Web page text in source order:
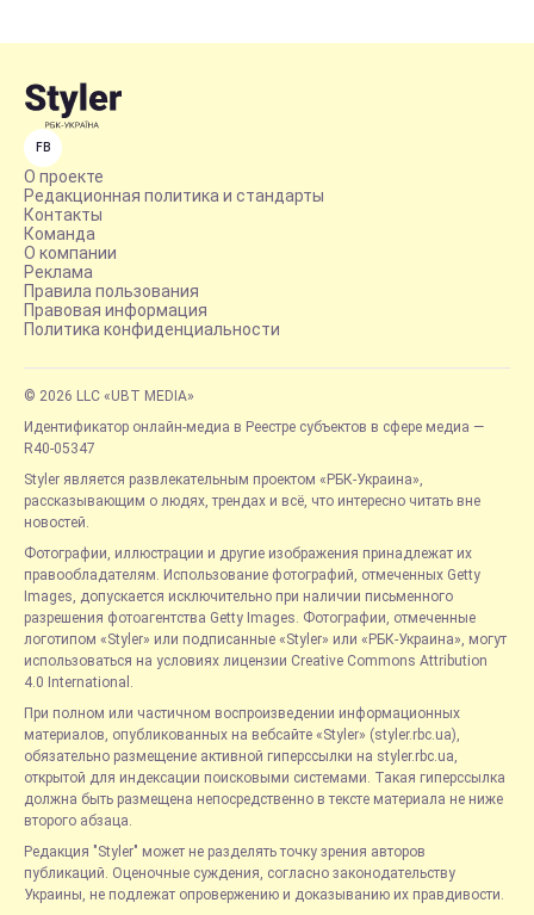
FB
О проекте
Редакционная политика и стандарты
Контакты
Команда
О компании
Реклама
Правила пользования
Правовая информация
Политика конфиденциальности
© 2026 LLC «UBT MEDIA»
Идентификатор онлайн-медиа в Реестре субъектов в сфере медиа —
R40-05347
Styler является развлекательным проектом «РБК-Украина»,
рассказывающим о людях, трендах и всё, что интересно читать вне
новостей.
Фотографии, иллюстрации и другие изображения принадлежат их
правообладателям. Использование фотографий, отмеченных Getty
Images, допускается исключительно при наличии письменного
разрешения фотоагентства Getty Images. Фотографии, отмеченные
логотипом «Styler» или подписанные «Styler» или «РБК-Украина», могут
использоваться на условиях лицензии Creative Commons Attribution
4.0 International.
При полном или частичном воспроизведении информационных
материалов, опубликованных на вебсайте «Styler» (styler.rbc.ua),
обязательно размещение активной гиперссылки на styler.rbc.ua,
открытой для индексации поисковыми системами. Такая гиперссылка
должна быть размещена непосредственно в тексте материала не ниже
второго абзаца.
Редакция "Styler" может не разделять точку зрения авторов
публикаций. Оценочные суждения, согласно законодательству
Украины, не подлежат опровержению и доказыванию их правдивости.